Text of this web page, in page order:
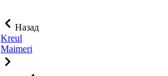
Назад
Kreul
Maimeri